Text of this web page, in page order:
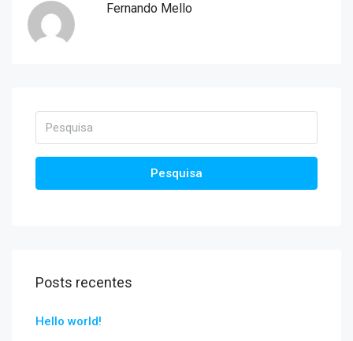
Fernando Mello
Pesquisa
Posts recentes
Hello world!